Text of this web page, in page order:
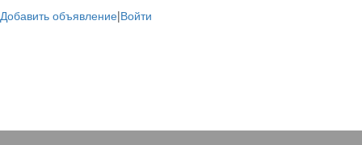
Добавить объявление|Войти